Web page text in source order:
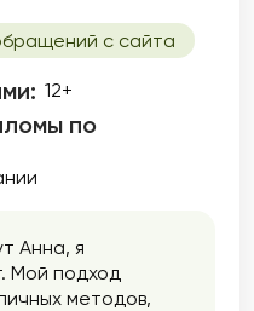
с сайта
12+
по
Анна, я
Мой подход
методов,